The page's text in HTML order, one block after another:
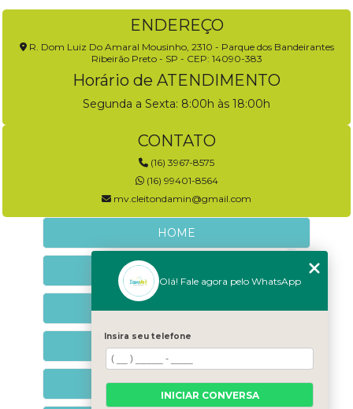
ENDEREÇO
R. Dom Luiz Do Amaral Mousinho, 2310 - Parque dos Bandeirantes
Ribeirão Preto - SP - CEP: 14090-383
Horário de ATENDIMENTO
Segunda a Sexta: 8:00h às 18:00h
CONTATO
(16) 3967-8575
(16) 99401-8564
mv.cleitondamin@gmail.com
HOME
EMPRESA
NEUROLOGIA VETERINÁRIA
NEUROCOMPORTAMENTAL
CONTATO
Olá! Fale agora pelo WhatsApp
Insira seu telefone
INICIAR CONVERSA